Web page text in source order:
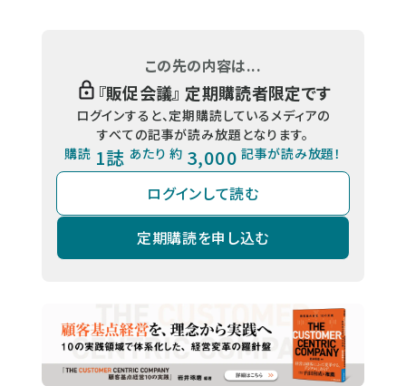
この先の内容は...
『販促会議』 定期購読者限定です
ログインすると、定期購読しているメディアの
すべての記事が読み放題となります。
購読 1誌 あたり 約 3,000 記事が読み放題！
ログインして読む
定期購読を申し込む